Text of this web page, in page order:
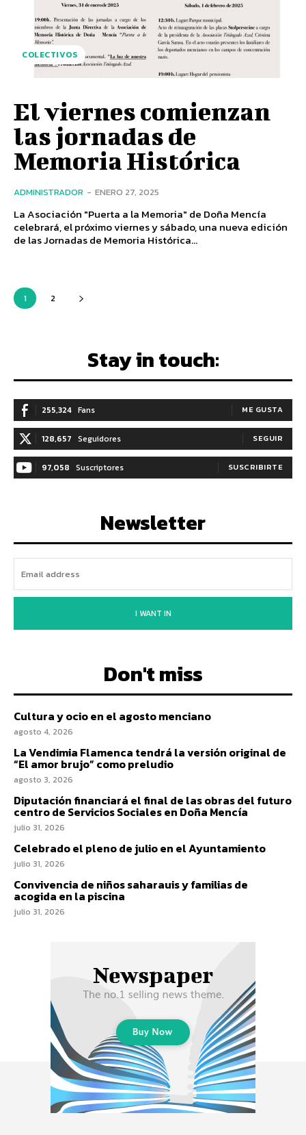
COLECTIVOS
El viernes comienzan
las jornadas de
Memoria Histórica
ADMINISTRADOR - ENERO 27, 2025
La Asociación "Puerta a la Memoria" de Doña Mencía
celebrará, el próximo viernes y sábado, una nueva edición
de las Jornadas de Memoria Histórica...
1 2
Stay in touch:
255,324 Fans ME GUSTA
128,657 Seguidores SEGUIR
97,058 Suscriptores SUSCRIBIRTE
Newsletter
I WANT IN
Don't miss
Cultura y ocio en el agosto menciano
agosto 4, 2026
La Vendimia Flamenca tendrá la versión original de
“El amor brujo” como preludio
agosto 3, 2026
Diputación financiará el final de las obras del futuro
centro de Servicios Sociales en Doña Mencía
julio 31, 2026
Celebrado el pleno de julio en el Ayuntamiento
julio 31, 2026
Convivencia de niños saharauis y familias de
acogida en la piscina
julio 31, 2026